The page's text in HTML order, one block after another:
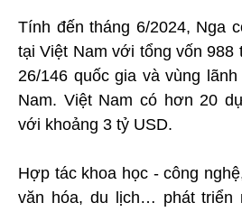
Tính đến tháng 6/2024, Nga
tại Việt Nam với tổng vốn
26/146 quốc gia và vùng
Nam. Việt Nam có hơn 20
với khoảng 3 tỷ USD.
Hợp tác khoa học - công
văn hóa, du lịch… phát triển